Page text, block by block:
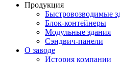
Продукция
Быстровозводимые
Блок-контейнеры
Модульные здания
Сэндвич-панели
О заводе
История компании